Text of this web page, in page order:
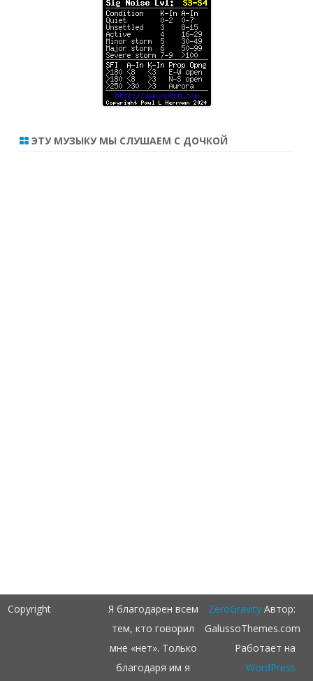
ЭТУ МУЗЫКУ МЫ СЛУШАЕМ С ДОЧКОЙ
Copyright
Я благодарен всем
тем, кто говорил
мне «нет». Только
благодаря им я
ZeroGravityАвтор:
GalussoThemes.com
Работает на
WordPress